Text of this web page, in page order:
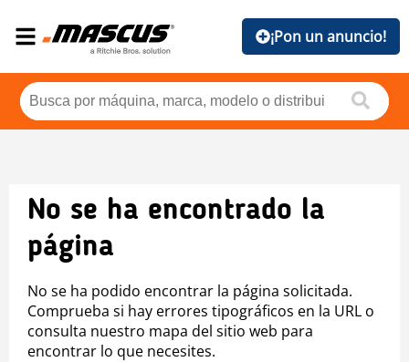
¡Pon un anuncio!
No se ha encontrado la
página
No se ha podido encontrar la página solicitada.
Comprueba si hay errores tipográficos en la URL o
consulta nuestro mapa del sitio web para
encontrar lo que necesites.